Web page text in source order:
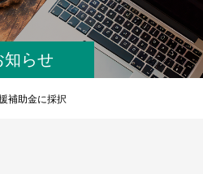
知らせ
補助金に採択